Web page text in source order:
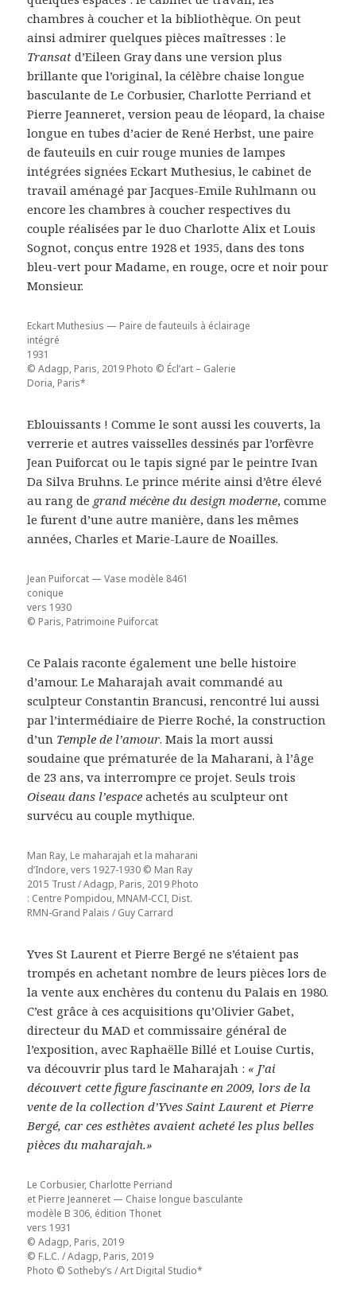
chambres à coucher et la bibliothèque. On peut
ainsi admirer quelques pièces maîtresses : le
Transatd’Eileen Gray dans une version plus
brillante que l’original, la célèbre chaise longue
basculante de Le Corbusier, Charlotte Perriand et
Pierre Jeanneret, version peau de léopard, la chaise
longue en tubes d’acier de René Herbst, une paire
de fauteuils en cuir rouge munies de lampes
intégrées signées Eckart Muthesius, le cabinet de
travail aménagé par Jacques-Emile Ruhlmann ou
encore les chambres à coucher respectives du
couple réalisées par le duo Charlotte Alix et Louis
Sognot, conçus entre 1928 et 1935, dans des tons
bleu-vert pour Madame, en rouge, ocre et noir pour
Monsieur.
Eckart Muthesius — Paire de fauteuils à éclairage
intégré
1931
© Adagp, Paris, 2019 Photo © Écl’art – Galerie
Doria, Paris*
Eblouissants ! Comme le sont aussi les couverts, la
verrerie et autres vaisselles dessinés par l’orfèvre
Jean Puiforcat ou le tapis signé par le peintre Ivan
Da Silva Bruhns. Le prince mérite ainsi d’être élevé
au rang de grand mécène du design moderne, comme
le furent d’une autre manière, dans les mêmes
années, Charles et Marie-Laure de Noailles.
Jean Puiforcat — Vase modèle 8461
conique
vers 1930
© Paris, Patrimoine Puiforcat
Ce Palais raconte également une belle histoire
d’amour. Le Maharajah avait commandé au
sculpteur Constantin Brancusi, rencontré lui aussi
par l’intermédiaire de Pierre Roché, la construction
d’un Temple de l’amour. Mais la mort aussi
soudaine que prématurée de la Maharani, à l’âge
de 23 ans, va interrompre ce projet. Seuls trois
Oiseau dans l’espace achetés au sculpteur ont
survécu au couple mythique.
Man Ray, Le maharajah et la maharani
d’Indore, vers 1927-1930 © Man Ray
2015 Trust / Adagp, Paris, 2019 Photo
: Centre Pompidou, MNAM-CCI, Dist.
RMN-Grand Palais / Guy Carrard
Yves St Laurent et Pierre Bergé ne s’étaient pas
trompés en achetant nombre de leurs pièces lors de
la vente aux enchères du contenu du Palais en 1980.
C’est grâce à ces acquisitions qu’Olivier Gabet,
directeur du MAD et commissaire général de
l’exposition, avec Raphaëlle Billé et Louise Curtis,
va découvrir plus tard le Maharajah : « J’ai
découvert cette figure fascinante en 2009, lors de la
vente de la collection d’Yves Saint Laurent et Pierre
Bergé, car ces esthètes avaient acheté les plus belles
pièces du maharajah.»
Le Corbusier, Charlotte Perriand
et Pierre Jeanneret — Chaise longue basculante
modèle B 306, édition Thonet
vers 1931
© Adagp, Paris, 2019
© F.L.C. / Adagp, Paris, 2019
Photo © Sotheby’s / Art Digital Studio*